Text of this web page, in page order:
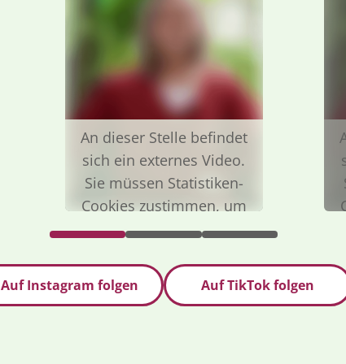
An dieser Stelle befindet
sich ein externes Video.
Sie müssen Statistiken-
Cookies zustimmen, um
das Video zu sehen.
ändern
Auf Instagram folgen Auf TikTok folgen